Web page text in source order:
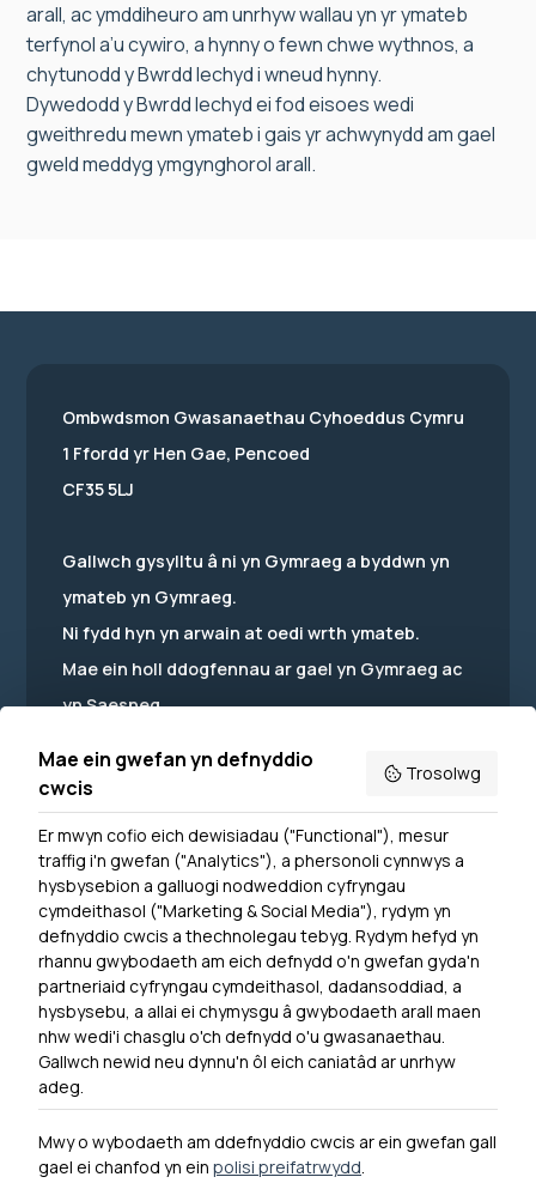
arall, ac ymddiheuro am unrhyw wallau yn yr ymateb
terfynol a’u cywiro, a hynny o fewn chwe wythnos, a
chytunodd y Bwrdd Iechyd i wneud hynny.
Dywedodd y Bwrdd Iechyd ei fod eisoes wedi
gweithredu mewn ymateb i gais yr achwynydd am gael
gweld meddyg ymgynghorol arall.
Dewislen Troedyn
Newyddion
Ymuno â ni
Hygyrchedd
Hysbysiad Preifatrwydd
Cysylltu â ni
Ombwdsmon Gwasanaethau Cyhoeddus Cymru
1 Ffordd yr Hen Gae, Pencoed
CF35 5LJ
Gallwch gysylltu â ni yn Gymraeg a byddwn yn
ymateb yn Gymraeg.
Ni fydd hyn yn arwain at oedi wrth ymateb.
Mae ein holl ddogfennau ar gael yn Gymraeg ac
yn Saesneg.
Powered by Translate
Mae ein gwefan yn defnyddio
cwcis
Trosolwg
Er mwyn cofio eich dewisiadau ("Functional"), mesur
traffig i'n gwefan ("Analytics"), a phersonoli cynnwys a
hysbysebion a galluogi nodweddion cyfryngau
cymdeithasol ("Marketing & Social Media"), rydym yn
defnyddio cwcis a thechnolegau tebyg. Rydym hefyd yn
rhannu gwybodaeth am eich defnydd o'n gwefan gyda'n
partneriaid cyfryngau cymdeithasol, dadansoddiad, a
hysbysebu, a allai ei chymysgu â gwybodaeth arall maen
nhw wedi'i chasglu o'ch defnydd o'u gwasanaethau.
Gallwch newid neu dynnu'n ôl eich caniatâd ar unrhyw
adeg.
Mwy o wybodaeth am ddefnyddio cwcis ar ein gwefan gall
gael ei chanfod yn ein polisi preifatrwydd.